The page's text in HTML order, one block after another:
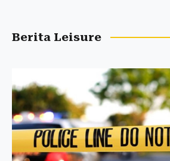
Berita Leisure